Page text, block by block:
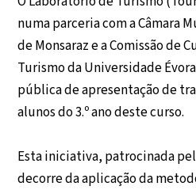
numa parceria com a Câmara
de Monsaraz e a Comissão de
Turismo da Universidade
pública de apresentação de
alunos do 3.º ano deste curso.
Esta iniciativa, patrocinada
decorre da aplicação da